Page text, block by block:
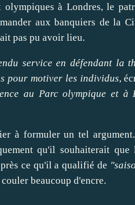
olympiques à Londres, le
aux banquiers de la
pas pu avoir lieu.
service en défendant la
pour motiverles individus,
au Parc olympique et
à formulerun tel
qu'il souhaiterait que
ce qu'il a qualifié de
couler beaucoup d'encre.